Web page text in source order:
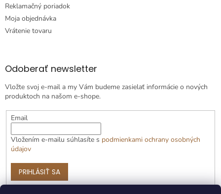
Reklamačný poriadok
Moja objednávka
Vrátenie tovaru
Odoberať newsletter
Vložte svoj e-mail a my Vám budeme zasielať informácie o nových
produktoch na našom e-shope.
Email
Vložením e-mailu súhlasíte s podmienkami ochrany osobných
údajov
PRIHLÁSIŤ SA